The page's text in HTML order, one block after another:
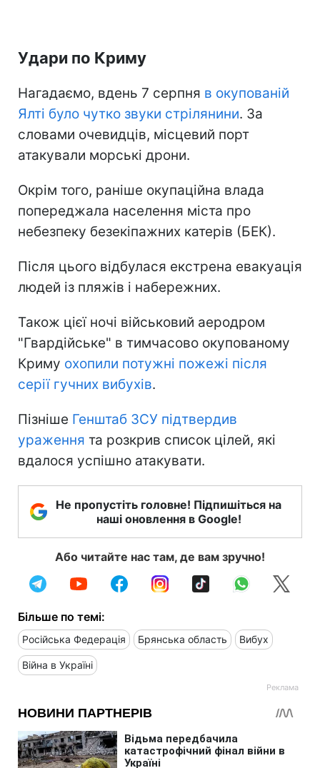
Удари по Криму
Нагадаємо, вдень 7 серпня в окупованій
Ялті було чутко звуки стрілянини. За
словами очевидців, місцевий порт
атакували морські дрони.
Окрім того, раніше окупаційна влада
попереджала населення міста про
небезпеку безекіпажних катерів (БЕК).
Після цього відбулася екстрена евакуація
людей із пляжів і набережних.
Також цієї ночі військовий аеродром
"Гвардійське" в тимчасово окупованому
Криму охопили потужні пожежі після
серії гучних вибухів.
Пізніше Генштаб ЗСУ підтвердив
ураження та розкрив список цілей, які
вдалося успішно атакувати.
Не пропустіть головне! Підпишіться на
наші оновлення в Google!
Або читайте нас там, де вам зручно!
Більше по темі:
Російська Федерація Брянська область Вибух
Війна в Україні